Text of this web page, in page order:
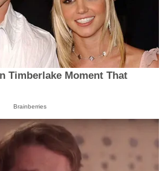
Timberlake Moment That
Brainberries